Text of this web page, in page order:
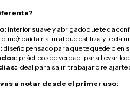
interior suave y abrigado que te da
puño): caída natural que estiliza y te da
diseño pensado para que te quede bien
prácticos de verdad, para llevar lo
ideal para salir, trabajar o relajarte
a notar desde el primer uso: